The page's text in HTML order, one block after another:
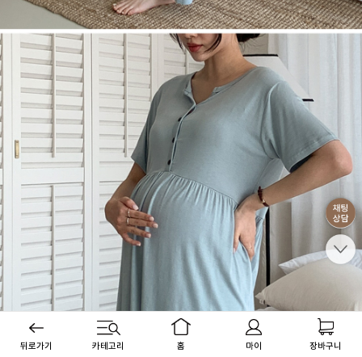
뒤로가기 카테고리 홈 마이 장바구니